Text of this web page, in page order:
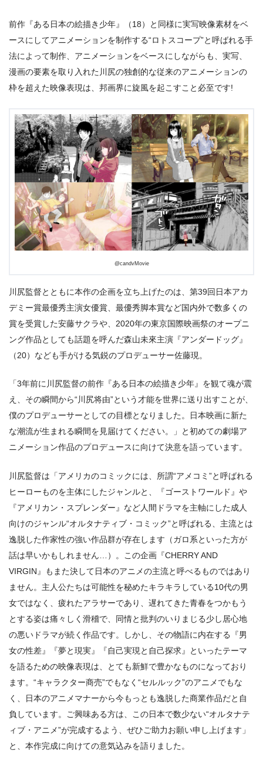
前作『ある日本の絵描き少年』（18）と同様に実写映像素材をベ
ースにしてアニメーションを制作する“ロトスコープ”と呼ばれる手
法によって制作、アニメーションをベースにしながらも、実写、
漫画の要素を取り入れた川尻の独創的な従来のアニメーションの
枠を超えた映像表現は、邦画界に旋風を起こすこと必至です!
@candvMovie
川尻監督とともに本作の企画を立ち上げたのは、第39回日本アカ
デミー賞最優秀主演女優賞、最優秀脚本賞など国内外で数多くの
賞を受賞した安藤サクラや、2020年の東京国際映画祭のオープニ
ング作品としても話題を呼んだ森山未來主演『アンダードッグ』
（20）なども手がける気鋭のプロデューサー佐藤現。
「3年前に川尻監督の前作『ある日本の絵描き少年』を観て魂が震
え、その瞬間から“川尻将由”という才能を世界に送り出すことが、
僕のプロデューサーとしての目標となりました。日本映画に新た
な潮流が生まれる瞬間を見届けてください。」と初めての劇場ア
ニメーション作品のプロデュースに向けて決意を語っています。
川尻監督は「アメリカのコミックには、所謂“アメコミ”と呼ばれる
ヒーローものを主体にしたジャンルと、『ゴーストワールド』や
『アメリカン・スプレンダー』など人間ドラマを主軸にした成人
向けのジャンル“オルタナティブ・コミック”と呼ばれる、主流とは
逸脱した作家性の強い作品群が存在します（ガロ系といった方が
話は早いかもしれません…）。この企画『CHERRY AND
VIRGIN』もまた決して日本のアニメの主流と呼べるものではあり
ません。主人公たちは可能性を秘めたキラキラしている10代の男
女ではなく、疲れたアラサーであり、遅れてきた⻘春をつかもう
とする姿は痛々しく滑稽で、同情と批判のいりまじる少し居心地
の悪いドラマが続く作品です。しかし、その物語に内在する『男
女の性差』『夢と現実』『自己実現と自己探求』といったテーマ
を語るための映像表現は、とても新鮮で豊かなものになっており
ます。“キャラクター商売”でもなく“セルルック”のアニメでもな
く、日本のアニメマナーから今もっとも逸脱した商業作品だと自
負しています。ご興味ある方は、この日本で数少ない“オルタナテ
ィブ・アニメ”が完成するよう、ぜひご助力お願い申し上げます」
と、本作完成に向けての意気込みを語りました。